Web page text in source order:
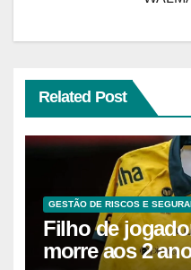
Related Post
GESTÃO DE RISCOS E
Filho de
morre aos 2